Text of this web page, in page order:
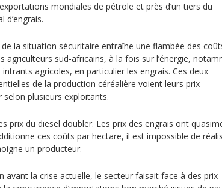
mondiales de pétrole et près d’un tiers du
d’engrais.
la situation sécuritaire entraîne une flambée des
agriculteurs sud-africains, à la fois sur l’énergie,
agricoles, en particulier les engrais. Ces deux
de la production céréalière voient leurs prix
plusieurs exploitants.
prix du diesel doubler. Les prix des engrais ont
ces coûts par hectare, il est impossible de
un producteur.
avant la crise actuelle, le secteur faisait face à des prix